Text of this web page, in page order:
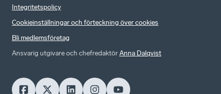
Integritetspolicy
Cookieinställningar och förteckning över cookies
Bli medlemsföretag
Ansvarig utgivare och chefredaktörAnna Dalqvist